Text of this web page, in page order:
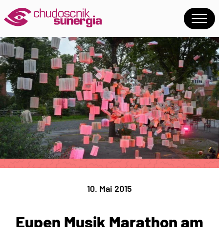
10. Mai 2015
Eupen Musik Marathon am